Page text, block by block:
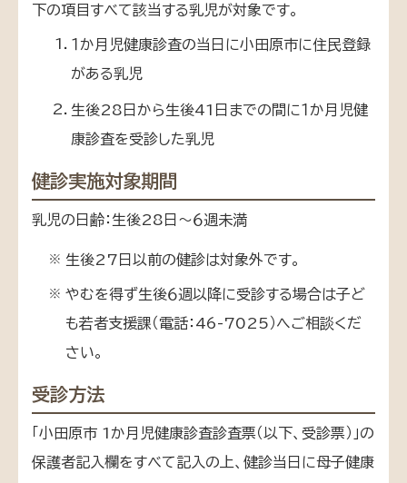
下の項目すべて該当する乳児が対象です。
１か月児健康診査の当日に小田原市に住民登録
がある乳児
生後28日から生後41日までの間に１か月児健
康診査を受診した乳児
健診実施対象期間
乳児の日齢：生後28日～６週未満
※ 生後27日以前の健診は対象外です。
※ やむを得ず生後６週以降に受診する場合は子ど
も若者支援課（電話：46-7025）へご相談くだ
さい。
受診方法
「小田原市 1か月児健康診査診査票（以下、受診票）」の
保護者記入欄をすべて記入の上、健診当日に母子健康